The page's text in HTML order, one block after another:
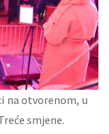
na otvorenom, u
smjene.